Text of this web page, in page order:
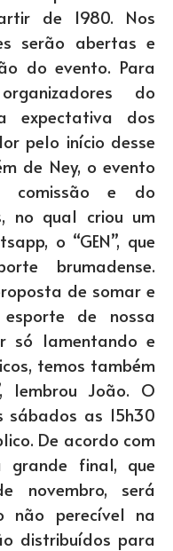
de 1980. Nos
serão abertas e
do evento. Para
do
expectativa dos
pelo início desse
de Ney, o evento
e do
no qual criou um
o “GEN”, que
brumadense.
de somar e
de nossa
só lamentando e
temos também
lembrou João. O
as 15h30
De acordo com
grande final, que
novembro, será
não perecível na
distribuídos para